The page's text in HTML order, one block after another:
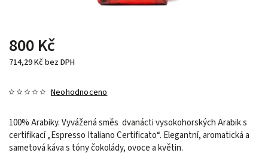
800 Kč
714,29 Kč bez DPH
Neohodnoceno
100% Arabiky. Vyvážená směs dvanácti vysokohorských Arabik s
certifikací „Espresso Italiano Certificato“. Elegantní, aromatická a
sametová káva s tóny čokolády, ovoce a květin.